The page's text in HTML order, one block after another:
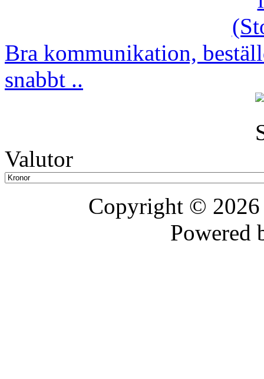
Bra kommunikation,
snabbt ..
Valutor
Copyright ©
Powered